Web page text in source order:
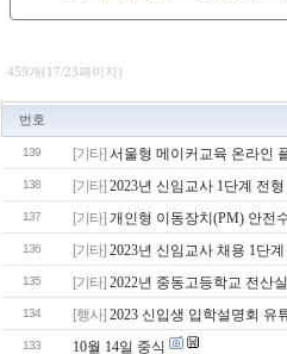
459개(17/23페이지)
번호
139 [기타] 서울형 메이커교육 온라인
138 [기타] 2023년 신임교사 1단계 전
137 [기타] 개인형 이동장치(PM) 안전
136 [기타] 2023년 신임교사 채용 1단
135 [기타] 2022년 중동고등학교 전산
134 [행사] 2023 신입생 입학설명회 유
133 10월 14일 중식